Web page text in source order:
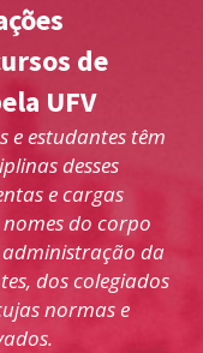
de
UFV
e estudantes têm
desses
e cargas
do corpo
administração da
dos colegiados
normas e